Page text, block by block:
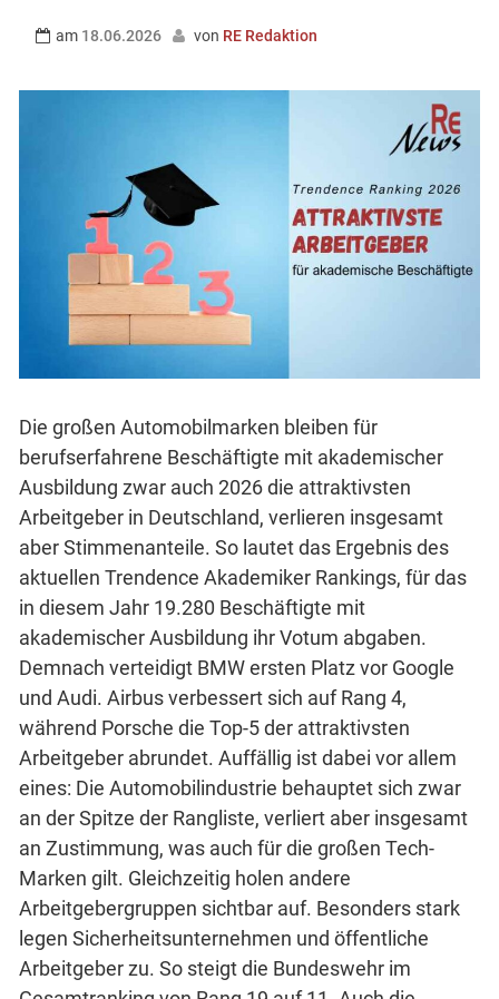
am 18.06.2026 von RE Redaktion
Die großen Automobilmarken bleiben für
berufserfahrene Beschäftigte mit akademischer
Ausbildung zwar auch 2026 die attraktivsten
Arbeitgeber in Deutschland, verlieren insgesamt
aber Stimmenanteile. So lautet das Ergebnis des
aktuellen Trendence Akademiker Rankings, für das
in diesem Jahr 19.280 Beschäftigte mit
akademischer Ausbildung ihr Votum abgaben.
Demnach verteidigt BMW ersten Platz vor Google
und Audi. Airbus verbessert sich auf Rang 4,
während Porsche die Top-5 der attraktivsten
Arbeitgeber abrundet. Auffällig ist dabei vor allem
eines: Die Automobilindustrie behauptet sich zwar
an der Spitze der Rangliste, verliert aber insgesamt
an Zustimmung, was auch für die großen Tech-
Marken gilt. Gleichzeitig holen andere
Arbeitgebergruppen sichtbar auf. Besonders stark
legen Sicherheitsunternehmen und öffentliche
Arbeitgeber zu. So steigt die Bundeswehr im